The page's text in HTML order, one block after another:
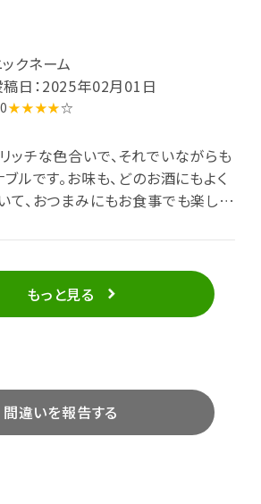
クネーム
日：2025年02月01日
★★★★☆
ッチな色合いで、それでいながらも
ルです。お味も、どのお酒にもよく
て、おつまみにもお食事でも楽しめ
もっと見る
間違いを報告する